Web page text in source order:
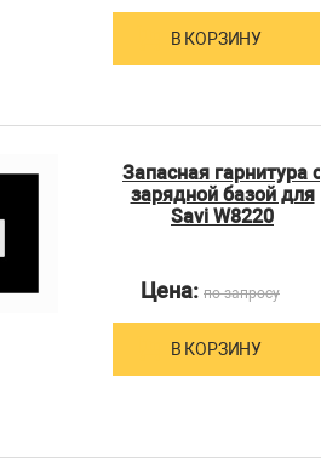
В КОРЗИНУ
Запасная гарнитура с
зарядной базой для
Savi W8220
Цена: по запросу
В КОРЗИНУ